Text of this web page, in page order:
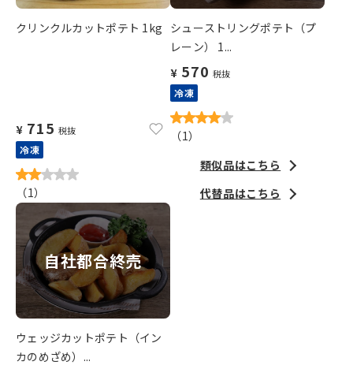
クリンクルカットポテト 1kg
¥ 715 税抜
冷凍
（1）
シューストリングポテト（プ
レーン） 1...
¥ 570 税抜
冷凍
（1）
類似品はこちら
代替品はこちら
自社都合終売
ウェッジカットポテト（イン
カのめざめ）...